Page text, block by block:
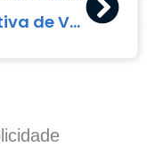
Executiva de Vendas